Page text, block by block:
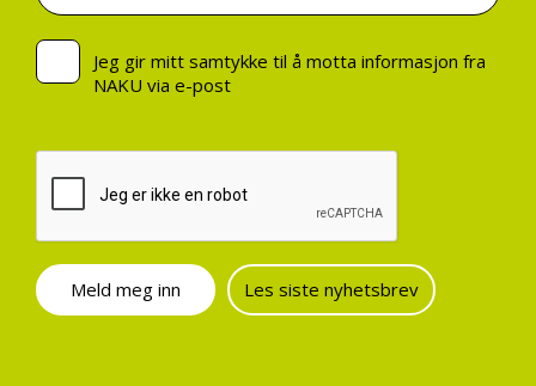
Jeg gir mitt samtykke til å motta informasjon fra
NAKU via e-post
Les siste nyhetsbrev